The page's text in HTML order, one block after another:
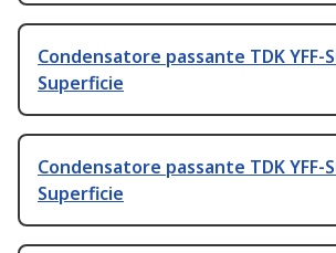
Condensatore passante TDK YFF-
Superficie
Condensatore passante TDK YFF-
Superficie